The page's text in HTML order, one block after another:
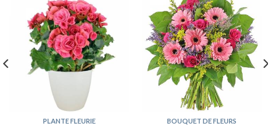
PLANTE FLEURIE BOUQUET DE FLEURS